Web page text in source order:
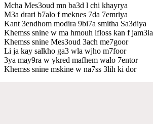
Mcha Mes3oud mn ba3d l chi khayrya
M3a drari b7alo f meknes 7da 7emriya
Kant 3endhom modira 9bi7a smitha Sa3diya
Khemss snine w ma hmouh lfloss kan f jam3ia
Khemss snine Mes3oud 3ach me7goor
Li ja kay salkho ga3 wla wjho m7foor
3ya may9ra w ykred mafhem walo 7entor
Khemss snine mskine w na7ss 3lih ki dor